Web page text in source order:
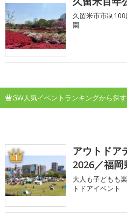
久留米市市制
園
GW人気イベントランキングから探す
1
アウトドア
2026／福岡
大人も子どもも
トドアイベント